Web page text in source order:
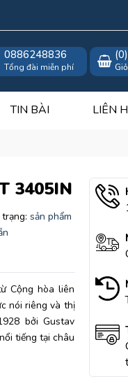
0886248836
Tổng đài miễn phí
(0
TIN BÀI LIÊN
3405IN
trạng:sản phẩm
Cộng hòa liên
nói riêng và thị
bởi Gustav
tiếng tại châu